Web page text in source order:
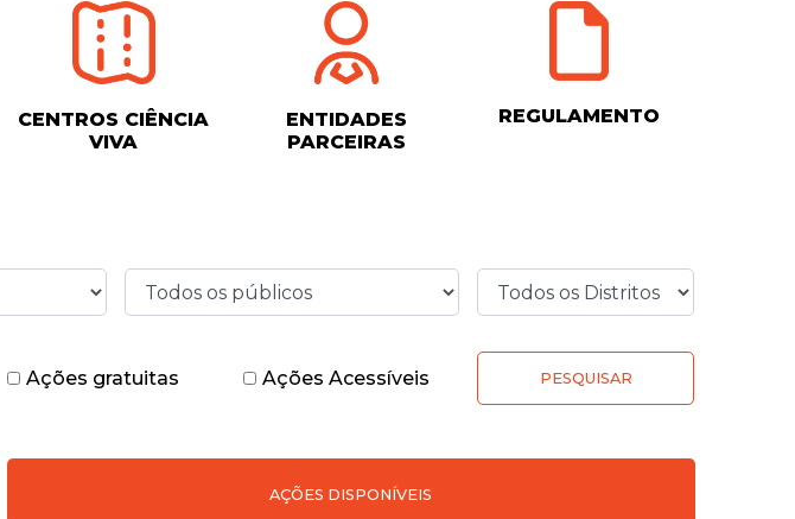
CENTROS CIÊNCIA
VIVA
ENTIDADES
PARCEIRAS
REGULAMENTO
Ações gratuitas Ações Acessíveis PESQUISAR
AÇÕES DISPONÍVEIS